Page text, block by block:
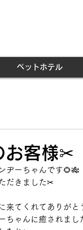
ペットホテル
お客様✂
ヂーちゃんです🌻🎋
だきました✂
に来てくれてあり
ちゃんに癒されま